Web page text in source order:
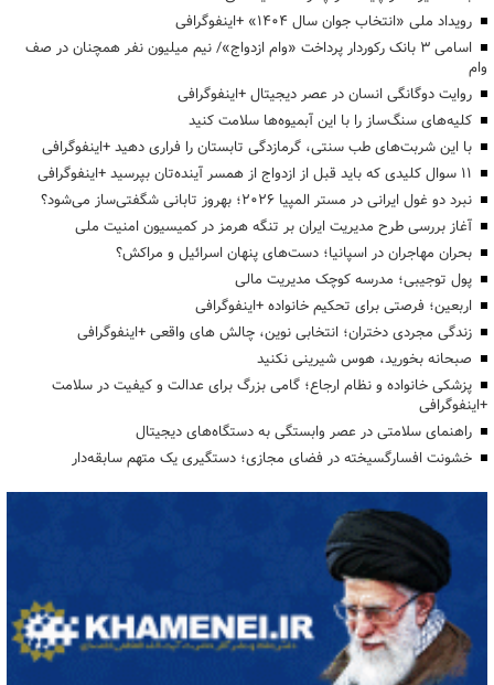
رویداد ملی «انتخاب جوان سال ۱۴۰۴» +اینفوگرافی
اسامی ۳ بانک رکوردار پرداخت «وام ازدواج»/ نیم میلیون نفر همچنان در صف
وام
روایت دوگانگی انسان در عصر دیجیتال +اینفوگرافی
کلیه‌های سنگ‌ساز را با این آبمیوه‌ها سلامت کنید
با این شربت‌های طب سنتی، گرمازدگی تابستان را فراری دهید +اینفوگرافی
۱۱ سوال کلیدی که باید قبل از ازدواج از همسر آینده‌تان بپرسید +اینفوگرافی
نبرد دو غول ایرانی در مستر المپیا ۲۰۲۶؛ بهروز تابانی شگفتی‌ساز می‌شود؟
آغاز بررسی طرح مدیریت ایران بر تنگه هرمز در کمیسیون امنیت ملی
بحران مهاجران در اسپانیا؛ دست‌های پنهان اسرائیل و مراکش؟
پول توجیبی؛ مدرسه کوچک مدیریت مالی
اربعین؛ فرصتی برای تحکیم خانواده +اینفوگرافی
زندگی مجردی دختران؛ انتخابی نوین، چالش های واقعی +اینفوگرافی
صبحانه بخورید، هوس شیرینی نکنید
پزشکی خانواده و نظام ارجاع؛ گامی بزرگ برای عدالت و کیفیت در سلامت
+اینفوگرافی
راهنمای سلامتی در عصر وابستگی به دستگاه‌های دیجیتال
خشونت افسارگسیخته در فضای مجازی؛ دستگیری یک متهم سابقه‌دار